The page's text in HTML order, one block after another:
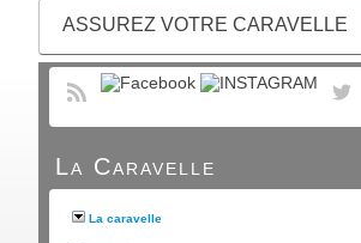
ASSUREZ VOTRE CARAVELLE
La Caravelle
La caravelle